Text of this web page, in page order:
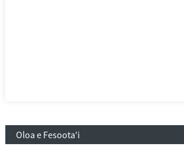
Oloa e Fesoota'i